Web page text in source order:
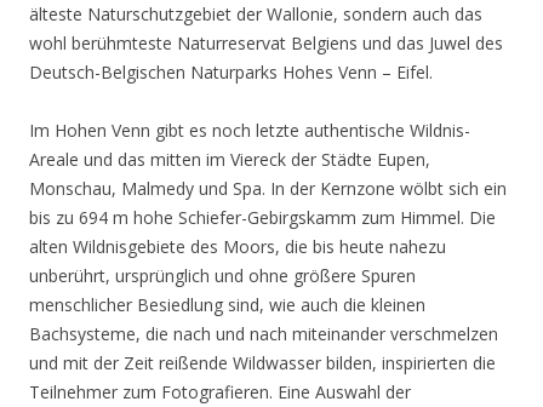
älteste Naturschutzgebiet der Wallonie, sondern auch das
wohl berühmteste Naturreservat Belgiens und das Juwel des
Deutsch-Belgischen Naturparks Hohes Venn – Eifel.
Im Hohen Venn gibt es noch letzte authentische Wildnis-
Areale und das mitten im Viereck der Städte Eupen,
Monschau, Malmedy und Spa. In der Kernzone wölbt sich ein
bis zu 694 m hohe Schiefer-Gebirgskamm zum Himmel. Die
alten Wildnisgebiete des Moors, die bis heute nahezu
unberührt, ursprünglich und ohne größere Spuren
menschlicher Besiedlung sind, wie auch die kleinen
Bachsysteme, die nach und nach miteinander verschmelzen
und mit der Zeit reißende Wildwasser bilden, inspirierten die
Teilnehmer zum Fotografieren. Eine Auswahl der